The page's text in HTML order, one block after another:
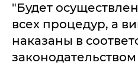
"Будет
всех процедур, а
наказаны в